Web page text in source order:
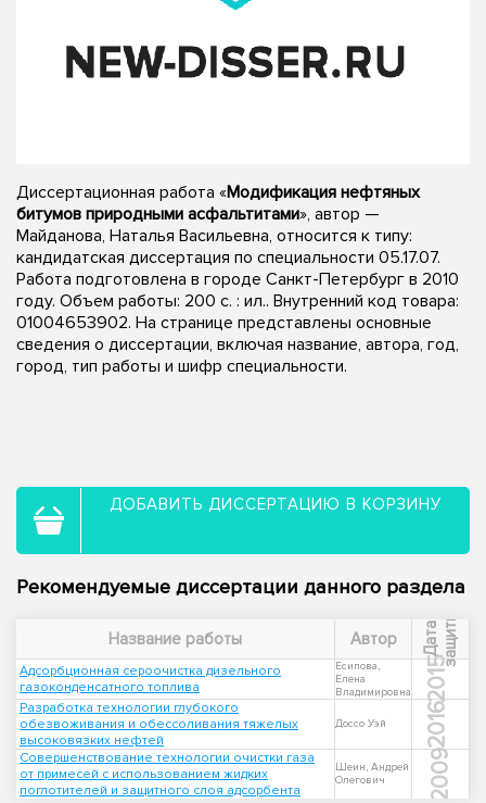
Диссертационная работа «Модификация нефтяных
битумов природными асфальтитами», автор —
Майданова, Наталья Васильевна, относится к типу:
кандидатская диссертация по специальности 05.17.07.
Работа подготовлена в городе Санкт-Петербург в 2010
году. Объем работы: 200 с. : ил.. Внутренний код товара:
01004653902. На странице представлены основные
сведения о диссертации, включая название, автора, год,
город, тип работы и шифр специальности.
ДОБАВИТЬ ДИССЕРТАЦИЮ В КОРЗИНУ
Рекомендуемые диссертации данного раздела
Название работы Автор Д
а
т
а
з
а
щ
и
ты
Адсорбционная сероочистка дизельного
газоконденсатного топлива
Есипова,
Елена
Владимировна
2015
Разработка технологии глубокого
обезвоживания и обессоливания тяжелых
высоковязких нефтей
Доссо Уэй 2016
Совершенствование технологии очистки газа
от примесей с использованием жидких
поглотителей и защитного слоя адсорбента
Шеин, Андрей
Олегович
2009